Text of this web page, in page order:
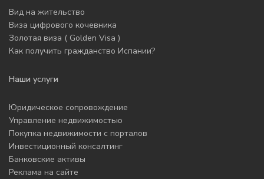
Вид на жительство
Виза цифрового кочевника
Золотая виза ( Golden Visa )
Как получить гражданство Испании?
Наши услуги
Юридическое сопровождение
Управление недвижимостью
Покупка недвижимости с порталов
Инвестиционный консалтинг
Банковские активы
Реклама на сайте